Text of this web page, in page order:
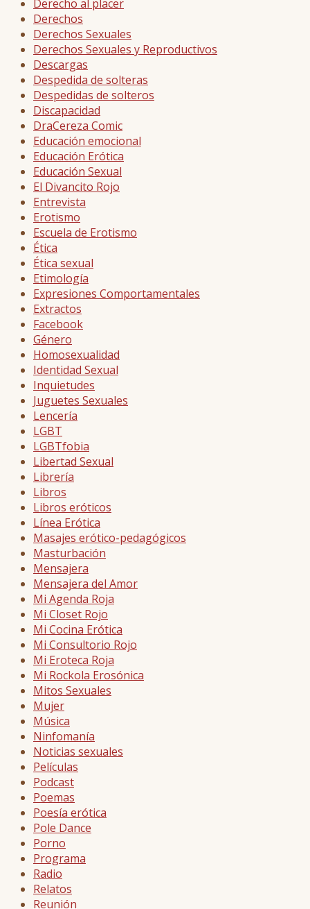
Derecho al placer
Derechos
Derechos Sexuales
Derechos Sexuales y Reproductivos
Descargas
Despedida de solteras
Despedidas de solteros
Discapacidad
DraCereza Comic
Educación emocional
Educación Erótica
Educación Sexual
El Divancito Rojo
Entrevista
Erotismo
Escuela de Erotismo
Ética
Ética sexual
Etimología
Expresiones Comportamentales
Extractos
Facebook
Género
Homosexualidad
Identidad Sexual
Inquietudes
Juguetes Sexuales
Lencería
LGBT
LGBTfobia
Libertad Sexual
Librería
Libros
Libros eróticos
Línea Erótica
Masajes erótico-pedagógicos
Masturbación
Mensajera
Mensajera del Amor
Mi Agenda Roja
Mi Closet Rojo
Mi Cocina Erótica
Mi Consultorio Rojo
Mi Eroteca Roja
Mi Rockola Erosónica
Mitos Sexuales
Mujer
Música
Ninfomanía
Noticias sexuales
Películas
Podcast
Poemas
Poesía erótica
Pole Dance
Porno
Programa
Radio
Relatos
Reunión